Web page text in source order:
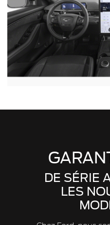
DE SÉRIE
LES